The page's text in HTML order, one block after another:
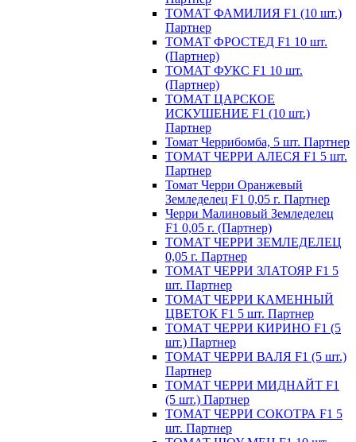
ТОМАТ ФАМИЛИЯ F1 (10 шт.)
Партнер
ТОМАТ ФРОСТЕД F1 10 шт.
(Партнер)
ТОМАТ ФУКС F1 10 шт.
(Партнер)
ТОМАТ ЦАРСКОЕ
ИСКУШЕНИЕ F1 (10 шт.)
Партнер
Томат Черрибомба, 5 шт. Партнер
ТОМАТ ЧЕРРИ АЛЕСЯ F1 5 шт.
Партнер
Томат Черри Оранжевый
Земледелец F1 0,05 г. Партнер
Черри Малиновый Земледелец
F1 0,05 г. (Партнер)
ТОМАТ ЧЕРРИ ЗЕМЛЕДЕЛЕЦ
0,05 г. Партнер
ТОМАТ ЧЕРРИ ЗЛАТОЯР F1 5
шт. Партнер
ТОМАТ ЧЕРРИ КАМЕННЫЙ
ЦВЕТОК F1 5 шт. Партнер
ТОМАТ ЧЕРРИ КИРИНО F1 (5
шт.) Партнер
ТОМАТ ЧЕРРИ ВАЛЯ F1 (5 шт.)
Партнер
ТОМАТ ЧЕРРИ МИДНАЙТ F1
(5 шт.) Партнер
ТОМАТ ЧЕРРИ СОКОТРА F1 5
шт. Партнер